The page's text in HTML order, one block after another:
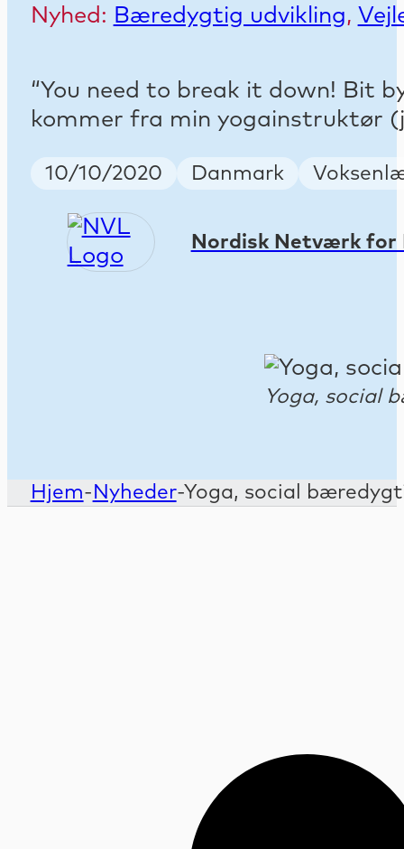
Nyhed: Bæredygtig udvikling,
“You need to break it down! Bit
kommer fra min yogainstruktør
Publish Date
10/10/2020 Country
Danmark
Nordisk Netværk for
Yoga, social
Hjem- Nyheder-Yoga, social